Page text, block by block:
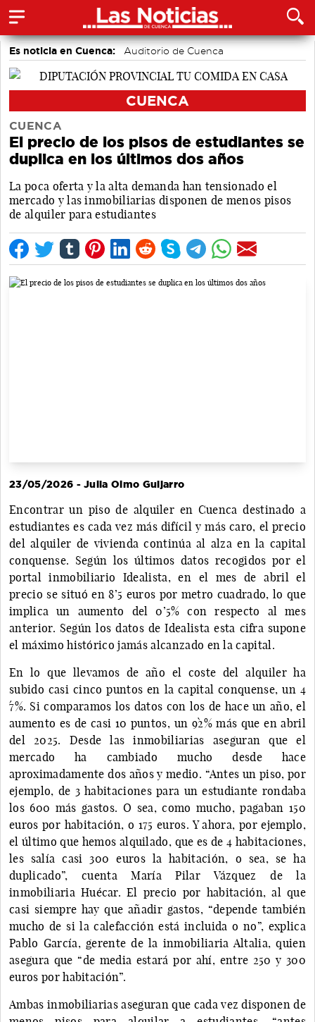
Es noticia en Cuenca: Auditorio de Cuenca
CUENCA
CUENCA
El precio de los pisos de estudiantes se
duplica en los últimos dos años
La poca oferta y la alta demanda han tensionado el
mercado y las inmobiliarias disponen de menos pisos
de alquiler para estudiantes
23/05/2026 - Julia Olmo Guijarro
Encontrar un piso de alquiler en Cuenca destinado a
estudiantes es cada vez más difícil y más caro, el precio
del alquiler de vivienda continúa al alza en la capital
conquense. Según los últimos datos recogidos por el
portal inmobiliario Idealista, en el mes de abril el
precio se situó en 8’5 euros por metro cuadrado, lo que
implica un aumento del 0’5% con respecto al mes
anterior. Según los datos de Idealista esta cifra supone
el máximo histórico jamás alcanzado en la capital.
En lo que llevamos de año el coste del alquiler ha
subido casi cinco puntos en la capital conquense, un 4
´7%. Si comparamos los datos con los de hace un año, el
aumento es de casi 10 puntos, un 9`2% más que en abril
del 2025. Desde las inmobiliarias aseguran que el
mercado ha cambiado mucho desde hace
aproximadamente dos años y medio. “Antes un piso, por
ejemplo, de 3 habitaciones para un estudiante rondaba
los 600 más gastos. O sea, como mucho, pagaban 150
euros por habitación, o 175 euros. Y ahora, por ejemplo,
el último que hemos alquilado, que es de 4 habitaciones,
les salía casi 300 euros la habitación, o sea, se ha
duplicado”, cuenta María Pilar Vázquez de la
inmobiliaria Huécar. El precio por habitación, al que
casi siempre hay que añadir gastos, “depende también
mucho de si la calefacción está incluida o no”, explica
Pablo García, gerente de la inmobiliaria Altalia, quien
asegura que “de media estará por ahí, entre 250 y 300
euros por habitación”.
Ambas inmobiliarias aseguran que cada vez disponen de